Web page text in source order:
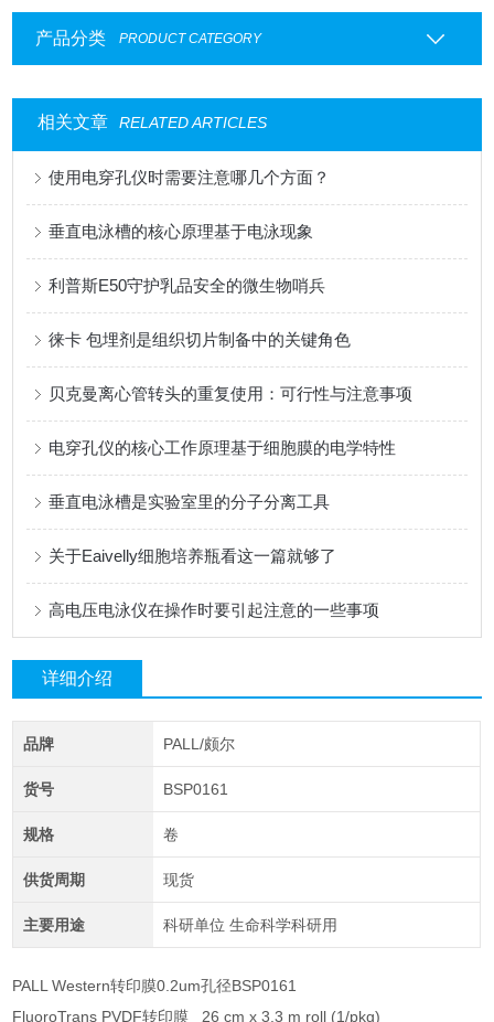
产品分类 PRODUCT CATEGORY
相关文章 RELATED ARTICLES
使用电穿孔仪时需要注意哪几个方面？
垂直电泳槽的核心原理基于电泳现象
利普斯E50守护乳品安全的微生物哨兵
徕卡 包埋剂是组织切片制备中的关键角色
贝克曼离心管转头的重复使用：可行性与注意事项
电穿孔仪的核心工作原理基于细胞膜的电学特性
垂直电泳槽是实验室里的分子分离工具
关于Eaivelly细胞培养瓶看这一篇就够了
高电压电泳仪在操作时要引起注意的一些事项
详细介绍
品牌 PALL/颇尔
货号 BSP0161
规格 卷
供货周期 现货
主要用途 科研单位 生命科学科研用
PALL Western转印膜0.2um孔径BSP0161
FluoroTrans PVDF转印膜 26 cm x 3.3 m roll (1/pkg)